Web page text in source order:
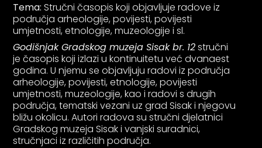
Tema:Stručni časopis koji objavljuje radove iz
područja arheologije, povijesti, povijesti
umjetnosti, etnologije, muzeologije i sl.
Godišnjak Gradskog muzeja Sisak br. 12stručni
je časopis koji izlazi u kontinuitetu već dvanaest
godina. U njemu se objavljuju radovi iz područja
arheologije, povijesti, etnologije, povijesti
umjetnosti, muzeologije, kao i radovi s drugih
područja, tematski vezani uz grad Sisak i njegovu
bližu okolicu. Autori radova su stručni djelatnici
Gradskog muzeja Sisak i vanjski suradnici,
stručnjaci iz različitih područja.
vida